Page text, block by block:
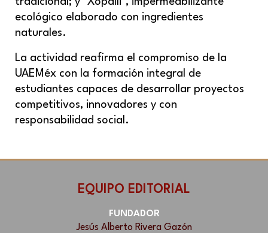
ecológico elaborado con ingredientes
naturales.
La actividad reafirma el compromiso de la
UAEMéx con la formación integral de
estudiantes capaces de desarrollar proyectos
competitivos, innovadores y con
responsabilidad social.
EQUIPO EDITORIAL
FUNDADOR
Jesús Alberto Rivera Gazón